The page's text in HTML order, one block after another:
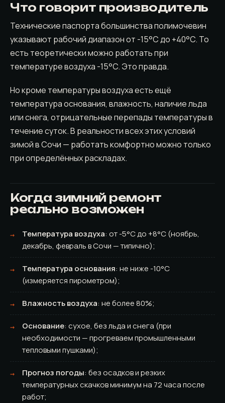
Что говорит производитель
Технические паспорта большинства полимочевин
указывают рабочий диапазон от -15°C до +40°C. То
есть теоретически можно работать при
температуре воздуха -15°C. Это правда.
Но кроме температуры воздуха есть ещё
температура основания, влажность, наличие льда
или снега, отрицательные перепады температуры в
течение суток. В реальности всех этих условий
зимой в Сочи — работать комфортно можно только
при определённых раскладах.
Когда зимний ремонт
реально возможен
Температура воздуха: от -5°C до +8°C (ноябрь,
декабрь, февраль в Сочи — типично);
Температура основания: не ниже -10°C
(измеряется пирометром);
Влажность воздуха: не более 80%;
Основание: сухое, без льда и снега (при
необходимости — прогреваем промышленными
тепловыми пушками);
Прогноз погоды: без осадков и резких
температурных скачков минимум на 72 часа после
работ;